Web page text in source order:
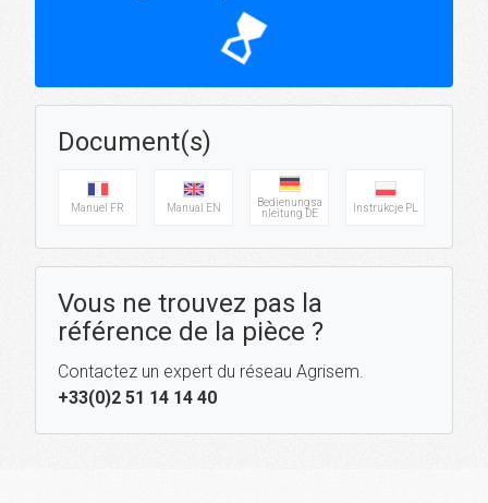
hourglass_top
Document(s)
Manuel FR Manual EN
Bedienungsa
nleitung DE
Instrukcje PL
Vous ne trouvez pas la
référence de la pièce ?
Contactez un expert du réseau Agrisem.
+33(0)2 51 14 14 40